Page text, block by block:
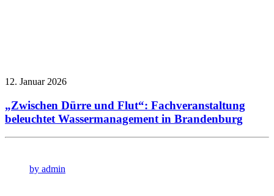
12. Januar 2026
„Zwischen Dürre und Flut“: Fachveranstaltung
beleuchtet Wassermanagement in Brandenburg
by admin